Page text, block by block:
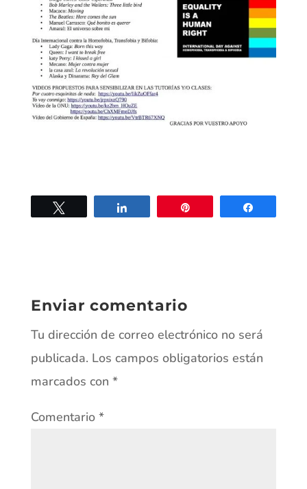
Enviar comentario
Tu dirección de correo electrónico no será
publicada. Los campos obligatorios están
marcados con *
Comentario *